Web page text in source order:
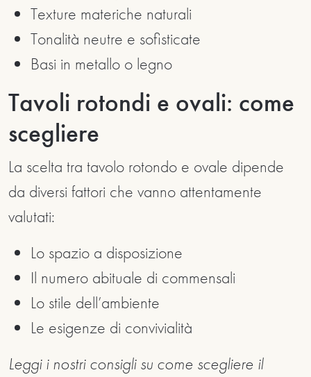
Texture materiche naturali
Tonalità neutre e sofisticate
Basi in metallo o legno
Tavoli rotondi e ovali: come
scegliere
La scelta tra tavolo rotondo e ovale dipende
da diversi fattori che vanno attentamente
valutati:
Lo spazio a disposizione
Il numero abituale di commensali
Lo stile dell’ambiente
Le esigenze di convivialità
Leggi i nostri consigli su come scegliere il